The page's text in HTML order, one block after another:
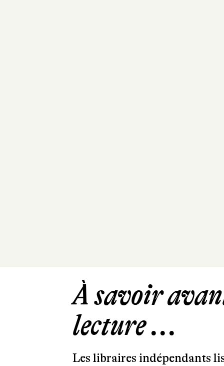
À savoir
lecture ...
Les libraires indépendants